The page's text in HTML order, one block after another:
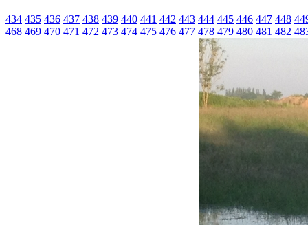
434 435 436 437 438 439 440 441 442 443 444 445 446 447 448
468 469 470 471 472 473 474 475 476 477 478 479 480 481 482